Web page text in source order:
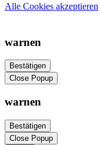
Alle Cookies akzeptieren
warnen
Bestätigen
Close Popup
warnen
Bestätigen
Close Popup